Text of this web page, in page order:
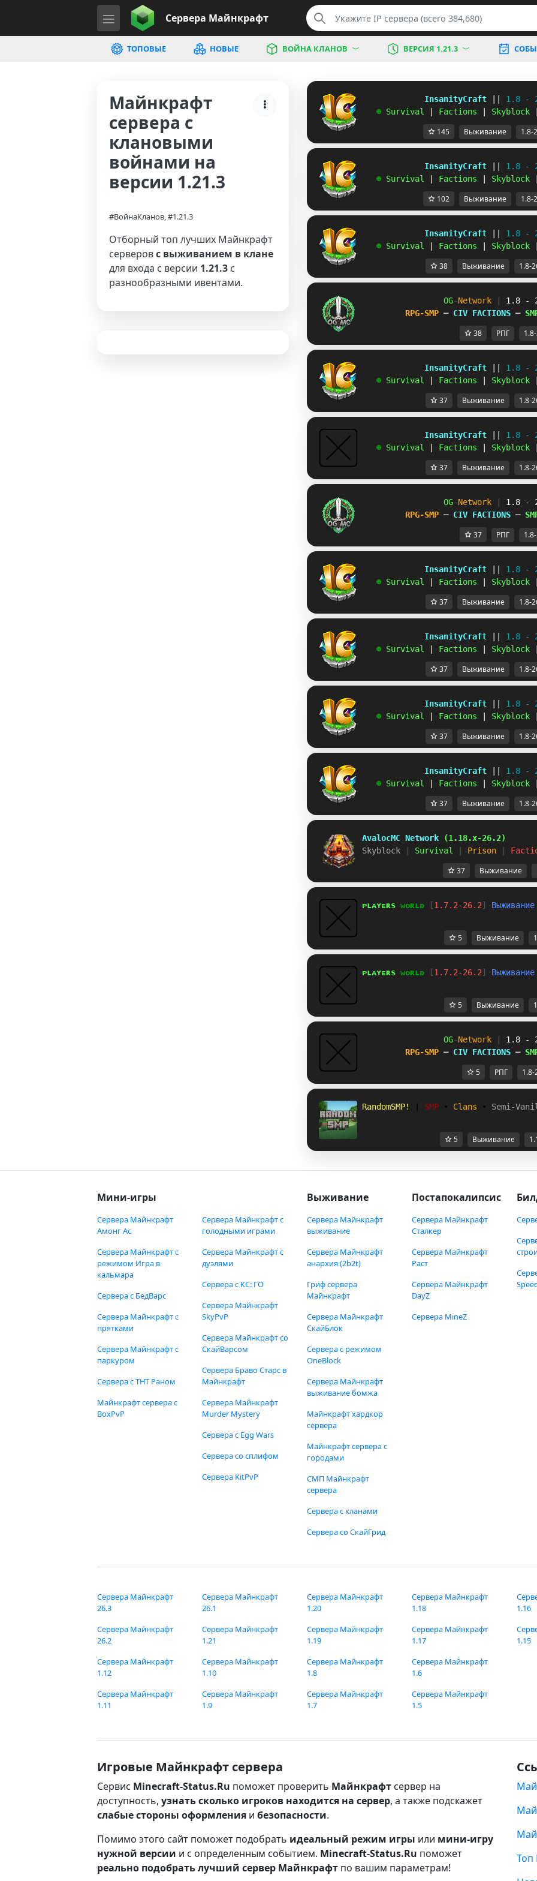
Сервера Майнкрафт
ТОПОВЫЕ НОВЫЕ ВОЙНА КЛАНОВ ВЕРСИЯ 1.21.3
Майнкрафт
сервера с
клановыми
войнами на
версии 1.21.3
#ВойнаКланов, #1.21.3
Отборный топ лучших Майнкрафт
серверовс выживанием в клане
для входа с версии 1.21.3 с
разнообразными ивентами.
InsanityCraft
1.8 -
☻ Survival Factions Skyblock
145 Выживание 1.8-
InsanityCraft
1.8 -
☻ Survival Factions Skyblock
102 Выживание 1.8-
InsanityCraft
1.8 -
☻ Survival Factions Skyblock
38 Выживание 1.8-
OG-Network
1.8 -
RPG-SMP ─ CIV FACTIONS ─
38 РПГ
InsanityCraft
1.8 -
☻ Survival Factions Skyblock
37 Выживание 1.8-
InsanityCraft
1.8 -
☻ Survival Factions Skyblock
37 Выживание 1.8-
OG-Network
1.8 -
RPG-SMP ─ CIV FACTIONS ─
37 РПГ
InsanityCraft
1.8 -
☻ Survival Factions Skyblock
37 Выживание 1.8-
InsanityCraft
1.8 -
☻ Survival Factions Skyblock
37 Выживание 1.8-
InsanityCraft
1.8 -
☻ Survival Factions Skyblock
37 Выживание 1.8-
InsanityCraft
1.8 -
☻ Survival Factions Skyblock
37 Выживание 1.8-
AvalocMC Network
(1.18.x-26.2)
Skyblock
Survival Prison
37 Выживание
ᴘʟᴀʏᴇʀs ᴡᴏʀʟᴅ [1.7.2-26.2] Выживание
5 Выживание
ᴘʟᴀʏᴇʀs ᴡᴏʀʟᴅ [1.7.2-26.2] Выживание
5 Выживание
OG-Network
1.8 -
RPG-SMP ─ CIV FACTIONS ─
5 РПГ 1.8-
RandomSMP! SMP • Clans • Semi-
5 Выживание
Мини-игры
Сервера Майнкрафт
Амонг Ас
Сервера Майнкрафт с
режимом Игра в
кальмара
Сервера с БедВарс
Сервера Майнкрафт с
прятками
Сервера Майнкрафт с
паркуром
Сервера с ТНТ Раном
Майнкрафт сервера с
BoxPvP
Сервера Майнкрафт с
голодными играми
Сервера Майнкрафт с
дуэлями
Сервера с КС: ГО
Сервера Майнкрафт
SkyPvP
Сервера Майнкрафт со
СкайВарсом
Сервера Браво Старс в
Майнкрафт
Сервера Майнкрафт
Murder Mystery
Сервера с Egg Wars
Сервера со сплифом
Сервера KitPvP
Выживание
Сервера Майнкрафт
выживание
Сервера Майнкрафт
анархия (2b2t)
Гриф сервера
Майнкрафт
Сервера Майнкрафт
СкайБлок
Сервера с режимом
OneBlock
Сервера Майнкрафт
выживание бомжа
Майнкрафт хардкор
сервера
Майнкрафт сервера с
городами
СМП Майнкрафт
сервера
Сервера с кланами
Сервера со СкайГрид
Постапокалипсис
Сервера Майнкрафт
Сталкер
Сервера Майнкрафт
Раст
Сервера Майнкрафт
DayZ
Сервера MineZ
Сервера Майнкрафт
26.3
Сервера Майнкрафт
26.2
Сервера Майнкрафт
26.1
Сервера Майнкрафт
1.21
Сервера Майнкрафт
1.20
Сервера Майнкрафт
1.19
Сервера Майнкрафт
1.18
Сервера Майнкрафт
1.17
1.16
1.15
Сервера Майнкрафт
1.12
Сервера Майнкрафт
1.11
Сервера Майнкрафт
1.10
Сервера Майнкрафт
1.9
Сервера Майнкрафт
1.8
Сервера Майнкрафт
1.7
Сервера Майнкрафт
1.6
Сервера Майнкрафт
1.5
Игровые Майнкрафт сервера
Сервис Minecraft-Status.Ru поможет проверить Майнкрафт сервер на
доступность, узнать сколько игроков находится на сервер, а также подскажет
слабые стороны оформления и безопасности.
Помимо этого сайт поможет подобрать идеальный режим игры или мини-игру
нужной версии и с определенным событием. Minecraft-Status.Ru поможет
реально подобрать лучший сервер Майнкрафт по вашим параметрам!
Топ